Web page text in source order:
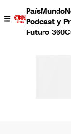
PaísMundo
Podcast y
Futuro 360